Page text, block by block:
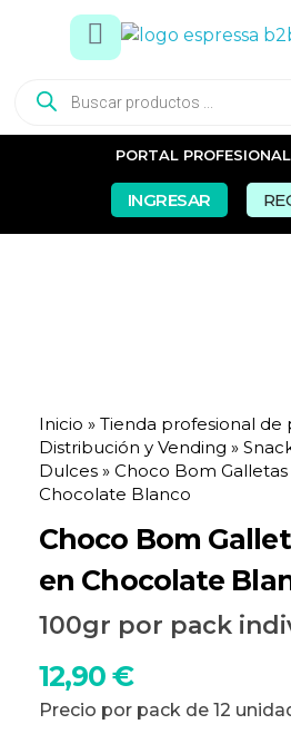
PORTAL
INGRESAR
Inicio » Tienda profesional de
Distribución y Vending »
Dulces » Choco Bom
Chocolate Blanco
Choco Bom
en Chocolate
100gr por pack
Precio por pack de 12
12,90 €